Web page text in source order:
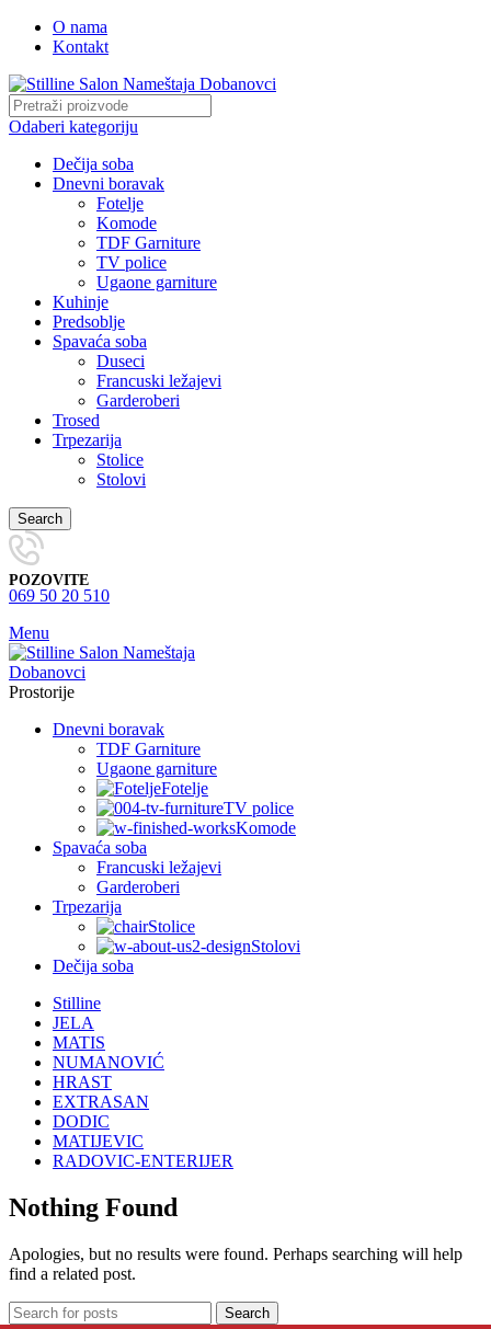
O nama
Kontakt
Odaberi kategoriju
Dečija soba
Dnevni boravak
Fotelje
Komode
TDF Garniture
TV police
Ugaone garniture
Kuhinje
Predsoblje
Spavaća soba
Duseci
Francuski ležajevi
Garderoberi
Trosed
Trpezarija
Stolice
Stolovi
Search
POZOVITE
069 50 20 510
Menu
Prostorije
Dnevni boravak
TDF Garniture
Ugaone garniture
Fotelje
TV police
Komode
Spavaća soba
Francuski ležajevi
Garderoberi
Trpezarija
Stolice
Stolovi
Dečija soba
Stilline
JELA
MATIS
NUMANOVIĆ
HRAST
EXTRASAN
DODIC
MATIJEVIC
RADOVIC-ENTERIJER
Nothing Found
Apologies, but no results were found. Perhaps searching will help
find a related post.
Search